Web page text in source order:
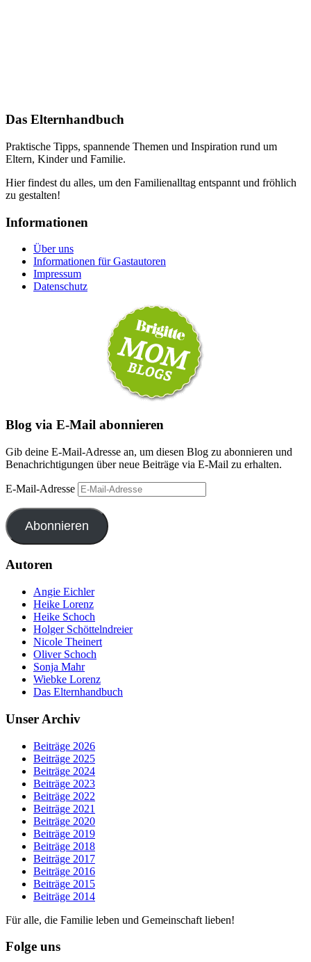
Das Elternhandbuch
Praktische Tipps, spannende Themen und Inspiration rund um
Eltern, Kinder und Familie.
Hier findest du alles, um den Familienalltag entspannt und fröhlich
zu gestalten!
Informationen
Über uns
Informationen für Gastautoren
Impressum
Datenschutz
Blog via E-Mail abonnieren
Gib deine E-Mail-Adresse an, um diesen Blog zu abonnieren und
Benachrichtigungen über neue Beiträge via E-Mail zu erhalten.
E-Mail-Adresse
Abonnieren
Autoren
Angie Eichler
Heike Lorenz
Heike Schoch
Holger Schöttelndreier
Nicole Theinert
Oliver Schoch
Sonja Mahr
Wiebke Lorenz
Das Elternhandbuch
Unser Archiv
Beiträge 2026
Beiträge 2025
Beiträge 2024
Beiträge 2023
Beiträge 2022
Beiträge 2021
Beiträge 2020
Beiträge 2019
Beiträge 2018
Beiträge 2017
Beiträge 2016
Beiträge 2015
Beiträge 2014
Für alle, die Familie leben und Gemeinschaft lieben!
Folge uns